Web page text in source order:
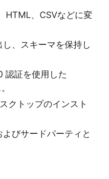
HTML、CSVなどに変
、スキーマを保持し
認証を使用した
クトップのインスト
びサードパーティと